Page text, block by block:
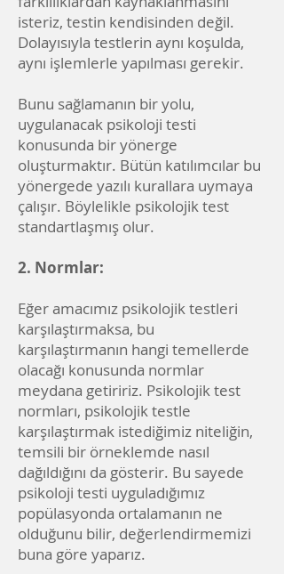
isteriz, testin kendisinden değil.
Dolayısıyla testlerin aynı koşulda,
aynı işlemlerle yapılması gerekir.
Bunu sağlamanın bir yolu,
uygulanacak psikoloji testi
konusunda bir yönerge
oluşturmaktır. Bütün katılımcılar bu
yönergede yazılı kurallara uymaya
çalışır. Böylelikle psikolojik test
standartlaşmış olur.
2. Normlar:
Eğer amacımız psikolojik testleri
karşılaştırmaksa, bu
karşılaştırmanın hangi temellerde
olacağı konusunda normlar
meydana getiririz. Psikolojik test
normları, psikolojik testle
karşılaştırmak istediğimiz niteliğin,
temsili bir örneklemde nasıl
dağıldığını da gösterir. Bu sayede
psikoloji testi uyguladığımız
popülasyonda ortalamanın ne
olduğunu bilir, değerlendirmemizi
buna göre yaparız.